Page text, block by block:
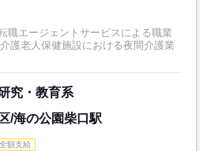
職エージェントサービスによる職業
護老人保健施設における夜間介護業
究・教育系
/海の公園柴口駅
額支給